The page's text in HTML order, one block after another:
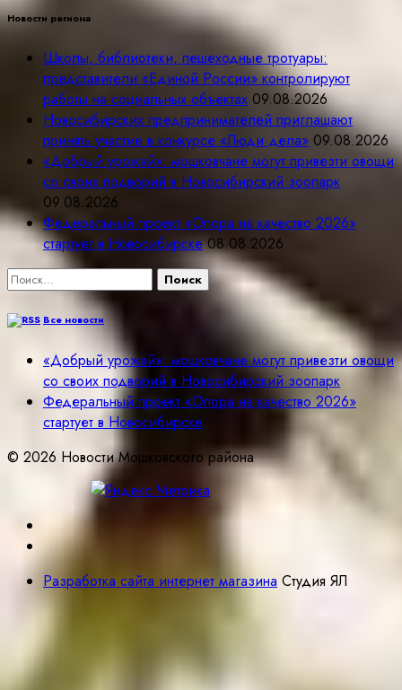
Новости региона
Школы, библиотеки, пешеходные тротуары:
представители «Единой России» контролируют
работы на социальных объектах 09.08.2026
Новосибирских предпринимателей приглашают
принять участие в конкурсе «Люди дела» 09.08.2026
«Добрый урожай»: мошковчане могут привезти овощи
со своих подворий в Новосибирский зоопарк
09.08.2026
Федеральный проект «Опора на качество 2026»
стартует в Новосибирске 08.08.2026
Найти:
Все новости
«Добрый урожай»: мошковчане могут привезти овощи
со своих подворий в Новосибирский зоопарк
Федеральный проект «Опора на качество 2026»
стартует в Новосибирске
© 2026 Новости Мошковского района
Разработка сайта интернет магазина Студия ЯЛ